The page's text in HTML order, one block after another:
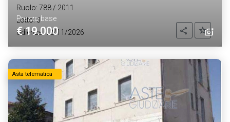
Prezzo base
€ 19.000
Ruolo: 788 / 2011
Lotto: 3
Udienza: 12/11/2026
Condividi
Asta telematica